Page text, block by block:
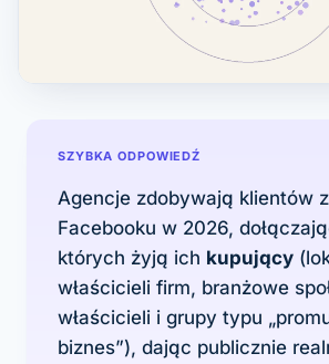
SZYBKA ODPOWIEDŹ
Agencje zdobywają klientów
Facebooku w 2026,
których żyją ich kupujący
właścicieli firm, branżowe
właścicieli i grupy typu
biznes”), dając publicznie